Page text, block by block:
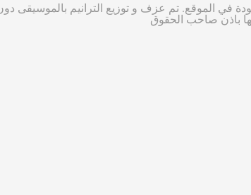
في الموقع. تم عزف و توزيع الترانيم بالموسيقى
باذن صاحب الحقوق